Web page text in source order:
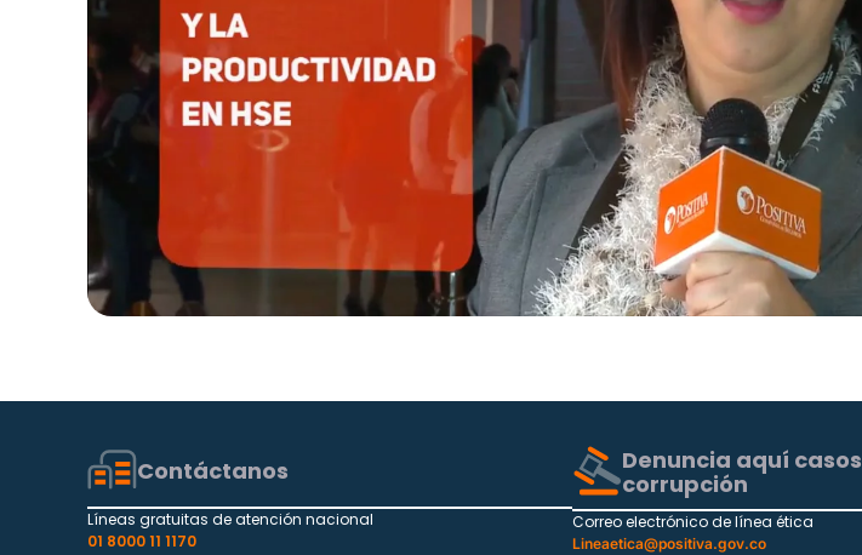
Contáctanos
Líneas gratuitas de atención nacional
01 8000 11 1170
Denuncia aquí
corrupción
Correo electrónico de línea ética
Lineaetica@positiva.gov.co